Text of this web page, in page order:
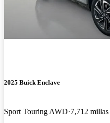
2025 Buick Enclave
Sport Touring AWD 7,712 millas